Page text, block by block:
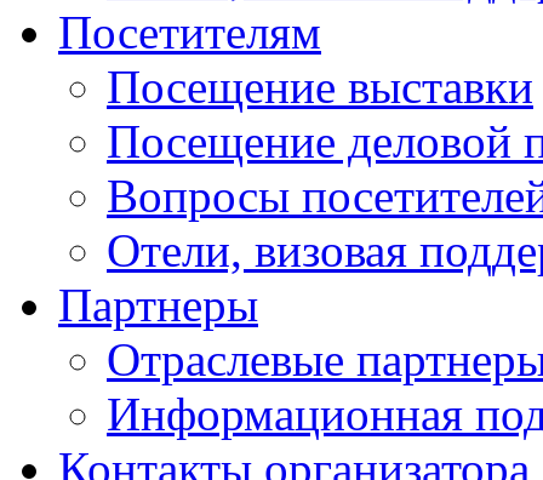
Посетителям
Посещение выставки
Посещение деловой
Вопросы
Отели, визовая
Партнеры
Отраслевые
Информационная
Контакты организатора